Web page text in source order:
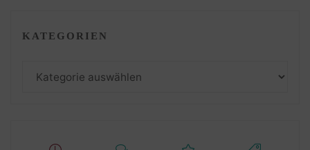
KATEGORIEN